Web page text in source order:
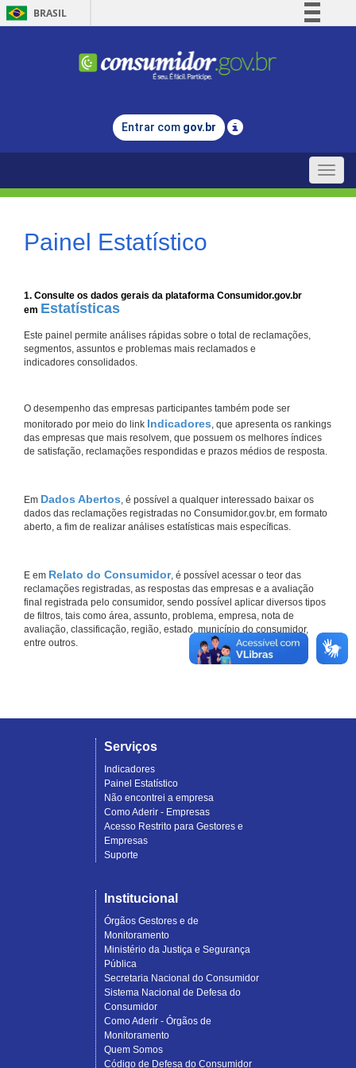
BRASIL
Comunica BR
Legislação
Entrar com gov.br
Toggle
Painel Estatístico
1. Consulte os dados gerais da plataforma Consumidor.gov.br
em Estatísticas
Este painel permite análises rápidas sobre o total de reclamações,
segmentos, assuntos e problemas mais reclamados e
indicadores consolidados.
O desempenho das empresas participantes também pode ser
monitorado por meio do link Indicadores, que apresenta os rankings
das empresas que mais resolvem, que possuem os melhores índices
de satisfação, reclamações respondidas e prazos médios de resposta.
Em Dados Abertos, é possível a qualquer interessado baixar os
dados das reclamações registradas no Consumidor.gov.br, em formato
aberto, a fim de realizar análises estatísticas mais específicas.
E em Relato do Consumidor, é possível acessar o teor das
reclamações registradas, as respostas das empresas e a avaliação
final registrada pelo consumidor, sendo possível aplicar diversos tipos
de filtros, tais como área, assunto, problema, empresa, nota de
avaliação, classificação, região, estado, município do consumidor,
entre outros.
Serviços
Indicadores
Painel Estatístico
Não encontrei a empresa
Como Aderir - Empresas
Acesso Restrito para Gestores e
Empresas
Suporte
Institucional
Órgãos Gestores e de
Monitoramento
Ministério da Justiça e Segurança
Pública
Secretaria Nacional do Consumidor
Sistema Nacional de Defesa do
Consumidor
Como Aderir - Órgãos de
Monitoramento
Quem Somos
Código de Defesa do Consumidor